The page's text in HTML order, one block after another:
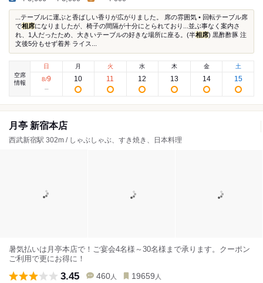
...テーブルに運ぶと香ばしい香りが広がりました。 席の雰囲気 • 回転テーブル席
で相席になりましたが、椅子の間隔が十分にとられており...並ぶ事なく案内さ
れ、1人だったため、大きいテーブルの好きな場所に座る。(半相席) 黒酢酢豚 注
文後5分もせず着丼 ライス...
空席
情報
日
8/9
月
10
火
11
水
12
木
13
金
14
土
15
月亭 新宿本店
西武新宿駅 302m / しゃぶしゃぶ、すき焼き、日本料理
暑気払いは月亭本店で！ご宴会4名様～30名様まで承ります。クーポン
ご利用で更にお得に！
3.45 460 人 19659 人